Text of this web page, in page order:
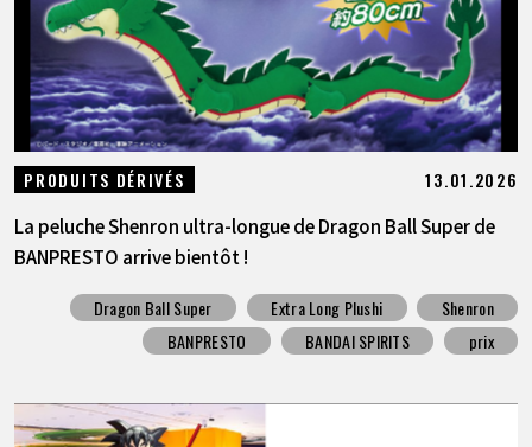
PRODUITS DÉRIVÉS 13.01.2026
La peluche Shenron ultra-longue de Dragon Ball Super de
BANPRESTO arrive bientôt !
Dragon Ball Super Extra Long Plushi
Shenron
BANPRESTO
BANDAI SPIRITS prix